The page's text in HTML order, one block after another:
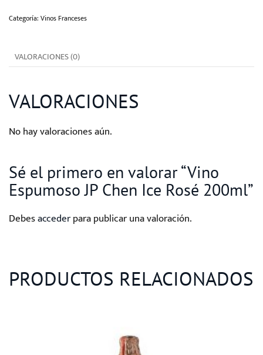
Chen
200ml
Categoría: Vinos Franceses
VALORACIONES (0)
VALORACIONES
No hay valoraciones aún.
Sé el primero en valorar “Vino
Espumoso JP Chen Ice Rosé 200ml”
Debesaccederpara publicar una valoración.
PRODUCTOS RELACIONADOS